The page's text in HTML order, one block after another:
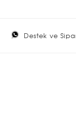
Destek ve